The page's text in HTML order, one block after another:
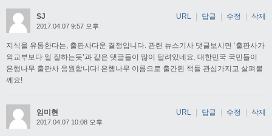
SJ
2017.04.07 9:57 오후
지식을 유통한다는, 출판사다운 결정입니다. 관련 뉴스기사 댓글보시면 ‘출판사가
외교부보다 일 잘하는듯’과 같은 댓글들이 많이 달려있네요. 대한민국 국민들이
은행나무 출판사 응원합니다! 은행나무 이름으로 출간된 책들 관심가지고 살펴볼
께요!
URL 답글 수정 삭제
임미현
2017.04.07 10:08 오후
URL | 답글 | 수정 | 삭제